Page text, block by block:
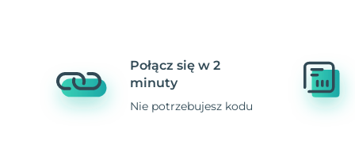
Połącz się w 2
minuty
Nie potrzebujesz kodu